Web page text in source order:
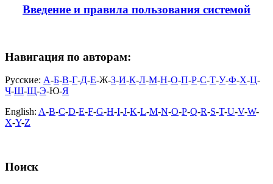
Введение и правила пользования системой
Навигация по авторам:
Русские: А-Б-В-Г-Д-Е-Ж-З-И-К-Л-М-Н-О-П-Р-С-Т-У-Ф-Х-Ц-
Ч-Ш-Щ-Э-Ю-Я
English: A-B-C-D-E-F-G-H-I-J-K-L-M-N-O-P-Q-R-S-T-U-V-W-
X-Y-Z
Поиск